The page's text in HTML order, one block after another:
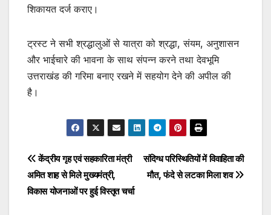
शिकायत दर्ज कराए।
ट्रस्ट ने सभी श्रद्धालुओं से यात्रा को श्रद्धा, संयम, अनुशासन
और भाईचारे की भावना के साथ संपन्न करने तथा देवभूमि
उत्तराखंड की गरिमा बनाए रखने में सहयोग देने की अपील की
है।
Post
navigation
संदिग्ध परिस्थितियों में विवाहिता की
मौत, फंदे से लटका मिला शव
केंद्रीय गृह एवं सहकारिता मंत्री
अमित शाह से मिले मुख्यमंत्री,
विकास योजनाओं पर हुई विस्तृत चर्चा